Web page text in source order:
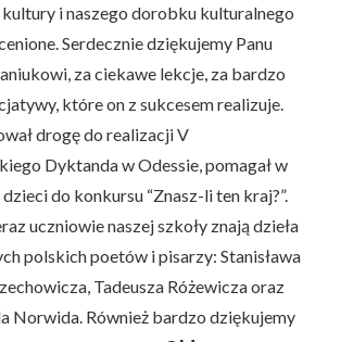
i naszego dorobku kulturalnego
Serdecznie dziękujemy Panu
za ciekawe lekcje, za bardzo
które on z sukcesem realizuje.
drogę do realizacji V
Dyktanda w Odessie, pomagał w
do konkursu “Znasz-li ten kraj?”.
uczniowie naszej szkoły znają dzieła
polskich poetów i pisarzy: Stanisława
Tadeusza Różewicza oraz
Norwida. Również bardzo dziękujemy